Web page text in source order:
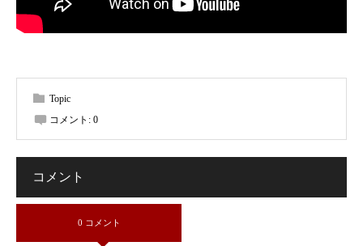
Topic
コメント: 0
コメント
0 コメント